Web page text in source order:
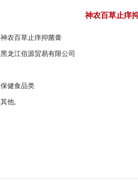
神农百草止痒
神农百草止痒抑菌膏
黑龙江佰源贸易有限公司
保健食品类
其他,